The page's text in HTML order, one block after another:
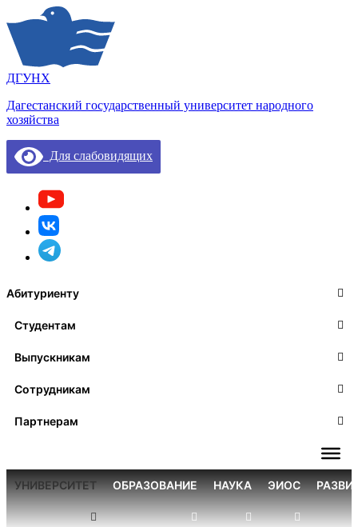
ДГУНХ
Дагестанский государственный университет народного
хозяйства
Для слабовидящих
Абитуриенту
Студентам
Выпускникам
Сотрудникам
Партнерам
УНИВЕРСИТЕТ ОБРАЗОВАНИЕ НАУКА ЭИОС